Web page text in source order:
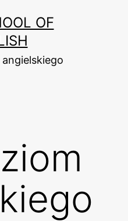
OF
angielskiego